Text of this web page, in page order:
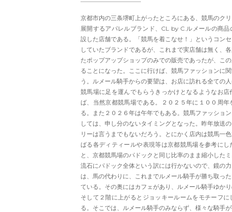
京都市内の三条堺町上がったところにある、競馬のク
展開するアパレルブランド、CL by C.ルメールの商
設した店舗である。「競馬を着こなせ！」というコン
していたブランドであるが、これまで実店舗は無く、
たポップアップショップのみでの販売であったが、こ
ることになった。ここに行けば、競馬ファッションに
う。ルメール騎手からの要望は、お店に訪れる全ての人
競馬場に足を運んでもらうきっかけとなるようなお店
ば、当然京都競馬場である。２０２５年に１００周
る。また２０２６年は午年でもある。競馬ファッショ
しては、申し分のないタイミングとなった。昨年放送
リーは言うまでもないだろう。とにかく店内は競馬一
ばる各ディティールや表現等は京都競馬場を参考にし
と、京都競馬場のパドックと同じ比率のまま縮小したミ
流石にパドック全体という訳には行かないので、鏡の
は、馬の代わりに、これまでルメール騎手が勝ち取っ
ている。その奥にはカフェがあり、ルメール騎手ゆかり
そして２階に上がるとジョッキールームをモチーフ
る。そこでは、ルメール騎手のみならず、様々な騎手